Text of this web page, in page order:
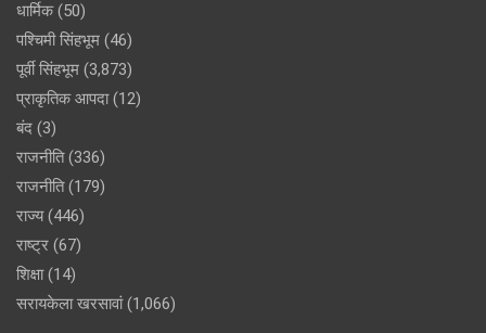
धार्मिक(50)
पश्चिमी सिंहभूम (46)
पूर्वी सिंहभूम (3,873)
प्राकृतिक आपदा(12)
बंद (3)
राजनीति(336)
राजनीति(179)
राज्य(446)
राष्ट्र (67)
शिक्षा(14)
सरायकेला खरसावां(1,066)